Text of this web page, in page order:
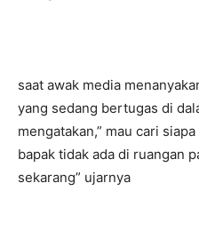
saat awak media
yang sedang bertugas di
mengatakan,” mau cari
bapak tidak ada di ruangan
sekarang” ujarnya